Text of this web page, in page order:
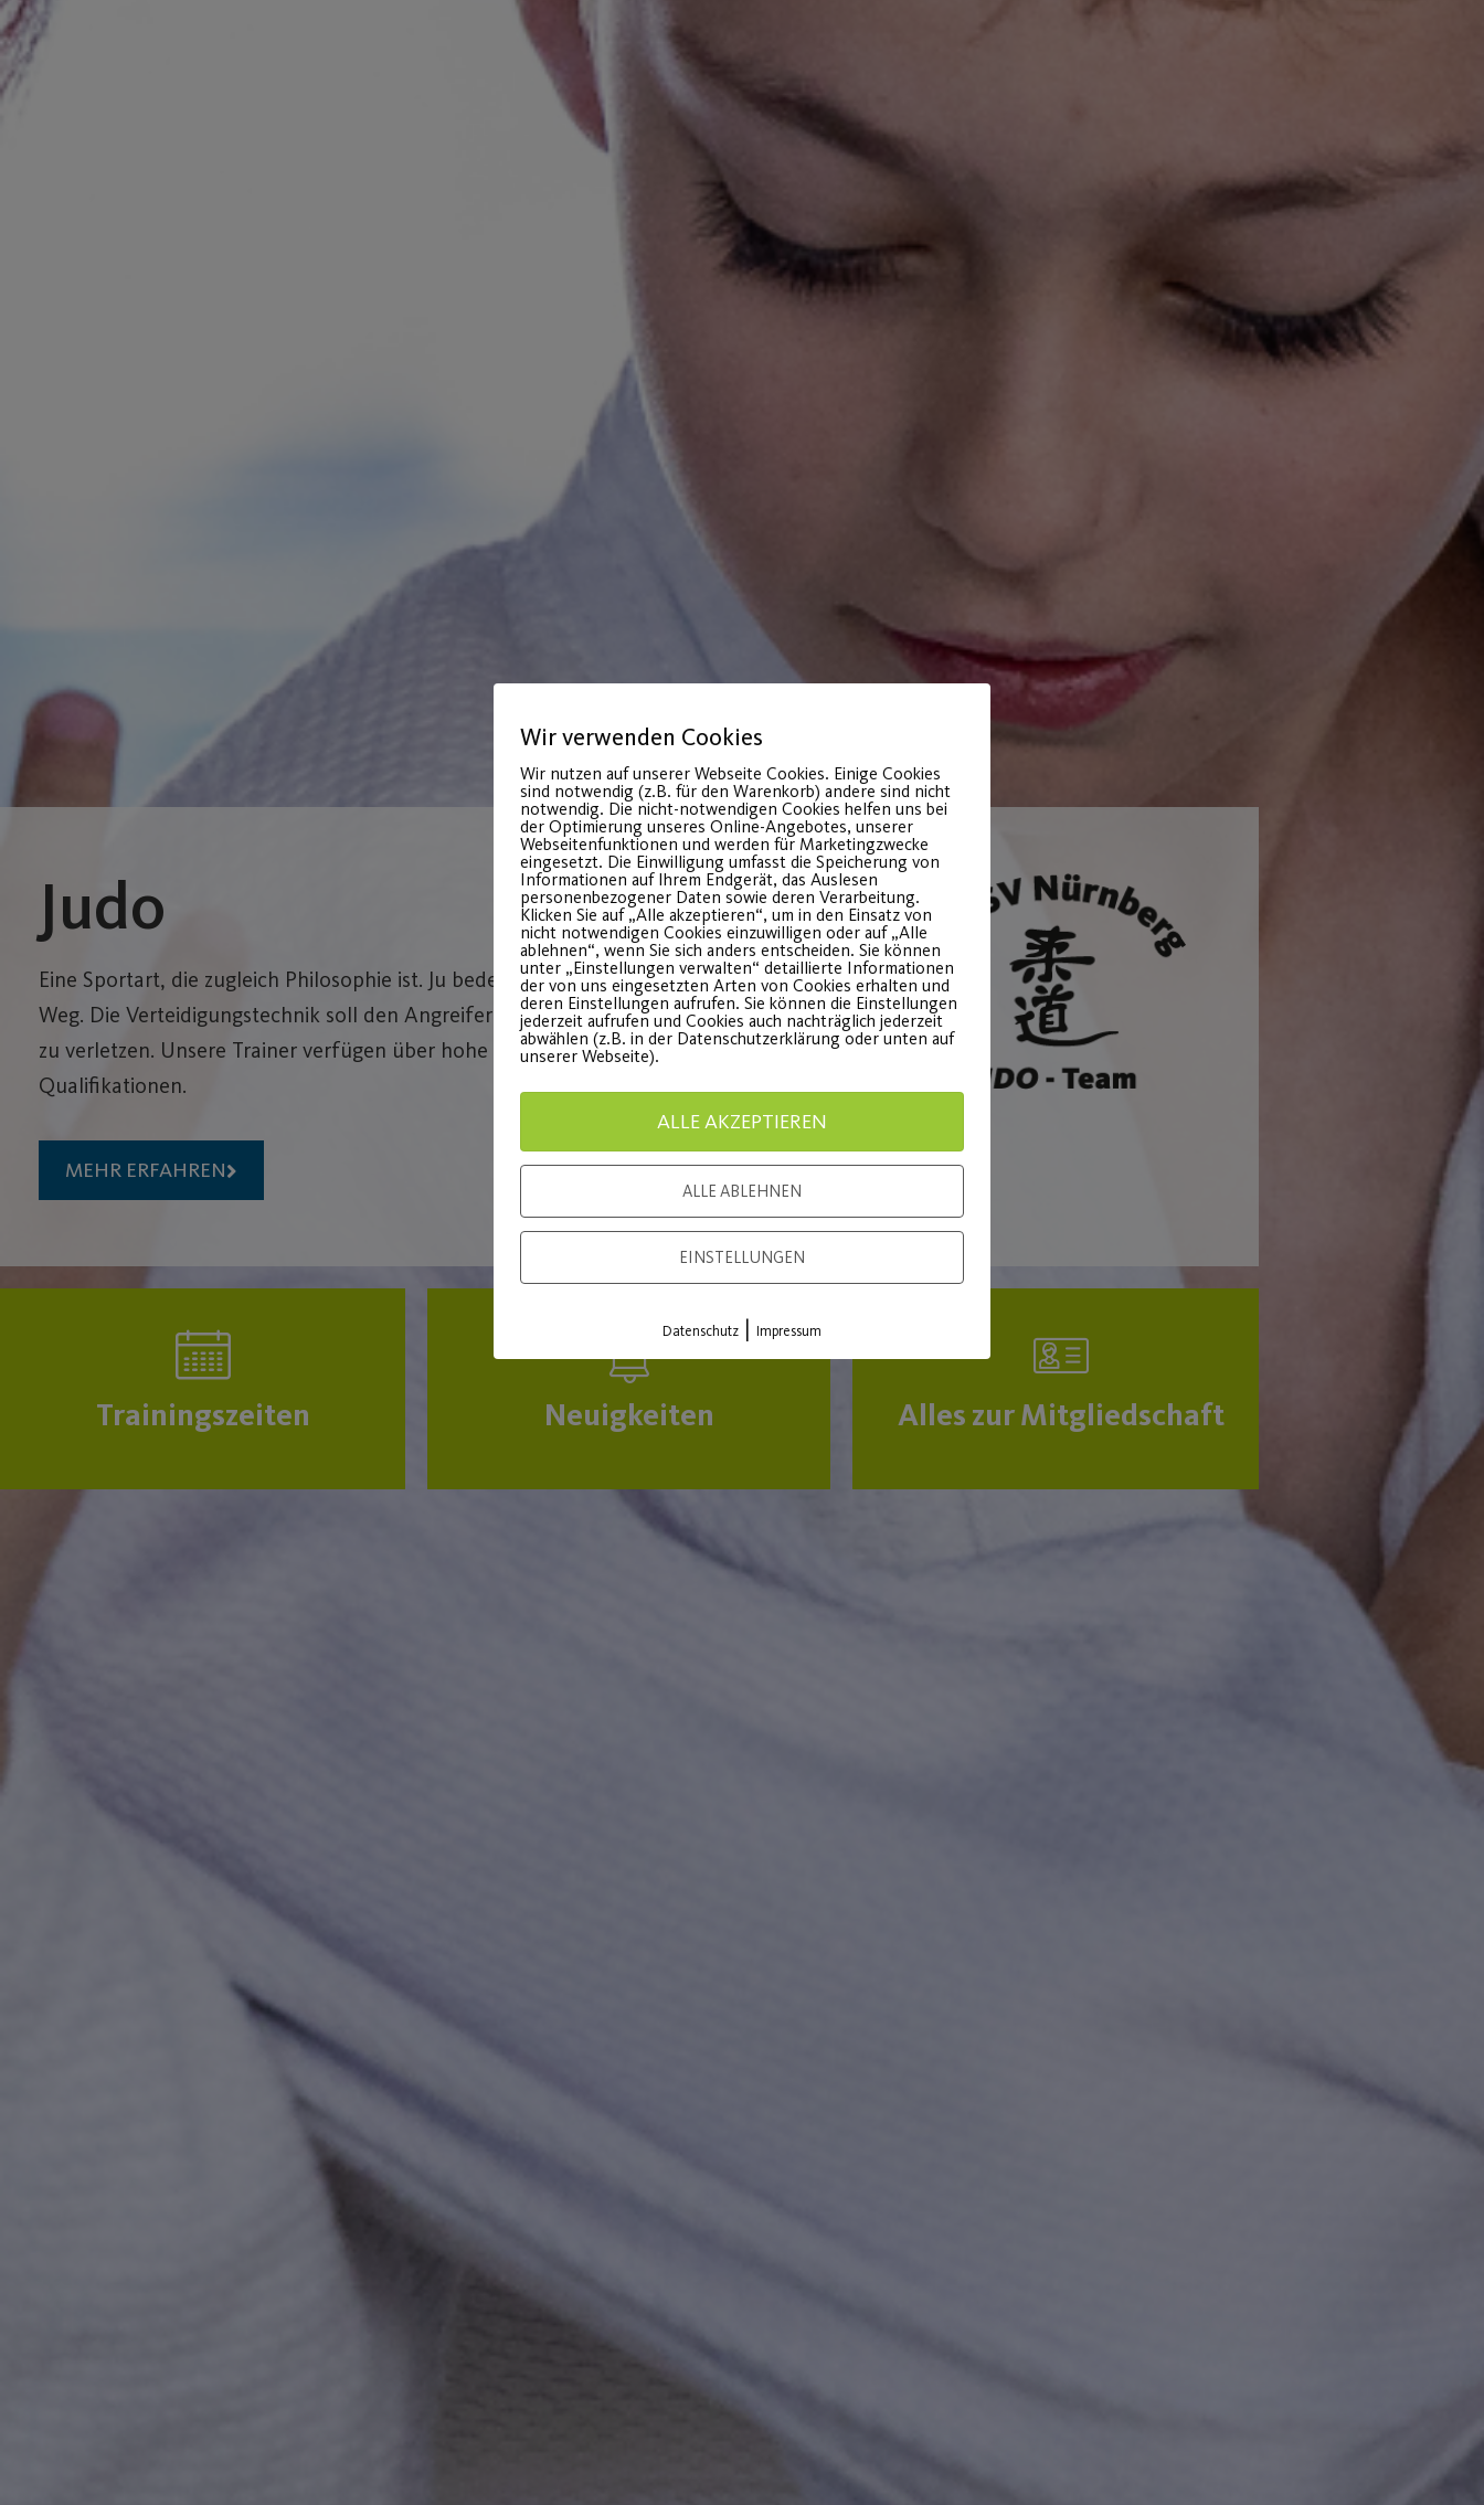
Judo
Eine Sportart, die zugleich Philosophie ist. Ju bedeutet sanft, nachgeben, do der
Weg. Die Verteidigungstechnik soll den Angreifer zur Aufgabe zwingen, ohne ihn
zu verletzen. Unsere Trainer verfügen über hohe sportliche Auszeichnungen und
Qualifikationen.
MEHR ERFAHREN
Trainingszeiten Neuigkeiten Alles zur Mitgliedschaft
Wir verwenden Cookies
Wir nutzen auf unserer Webseite Cookies. Einige Cookies
sind notwendig (z.B. für den Warenkorb) andere sind nicht
notwendig. Die nicht-notwendigen Cookies helfen uns bei
der Optimierung unseres Online-Angebotes, unserer
Webseitenfunktionen und werden für Marketingzwecke
eingesetzt. Die Einwilligung umfasst die Speicherung von
Informationen auf Ihrem Endgerät, das Auslesen
personenbezogener Daten sowie deren Verarbeitung.
Klicken Sie auf „Alle akzeptieren“, um in den Einsatz von
nicht notwendigen Cookies einzuwilligen oder auf „Alle
ablehnen“, wenn Sie sich anders entscheiden. Sie können
unter „Einstellungen verwalten“ detaillierte Informationen
der von uns eingesetzten Arten von Cookies erhalten und
deren Einstellungen aufrufen. Sie können die Einstellungen
jederzeit aufrufen und Cookies auch nachträglich jederzeit
abwählen (z.B. in der Datenschutzerklärung oder unten auf
unserer Webseite).
ALLE AKZEPTIEREN
ALLE ABLEHNEN
EINSTELLUNGEN
Datenschutz | Impressum